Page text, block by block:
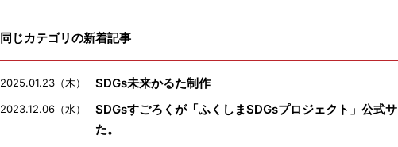
同じカテゴリの新着記事
2025.01.23（木） SDGs未来かるた制作
2023.12.06（水）
SDGsすごろくが「ふくしまSDGsプロジェクト」公式
た。